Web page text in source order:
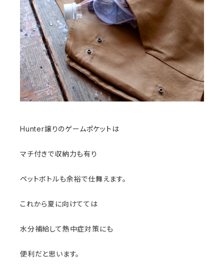
Hunter譲りのゲームポケットは
マチ付きで収納力も有り
ペットボトルも余裕で仕舞えます。
これから夏に向けてては
水分補給して熱中症対策にも
便利だと思います。